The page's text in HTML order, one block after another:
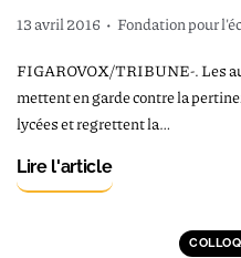
13 avril 2016 • Fondation pour
FIGAROVOX/TRIBUNE-. Les
mettent en garde contre la
lycées et regrettent la…
Lire l'article